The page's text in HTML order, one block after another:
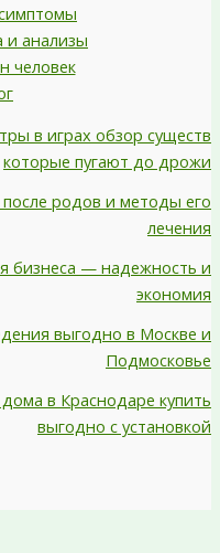
и анализы
человек
в играх обзор существ
которые пугают до дрожи
родов и методы его
лечения
бизнеса — надежность и
экономия
выгодно в Москве и
Подмосковье
в Краснодаре купить
выгодно с установкой